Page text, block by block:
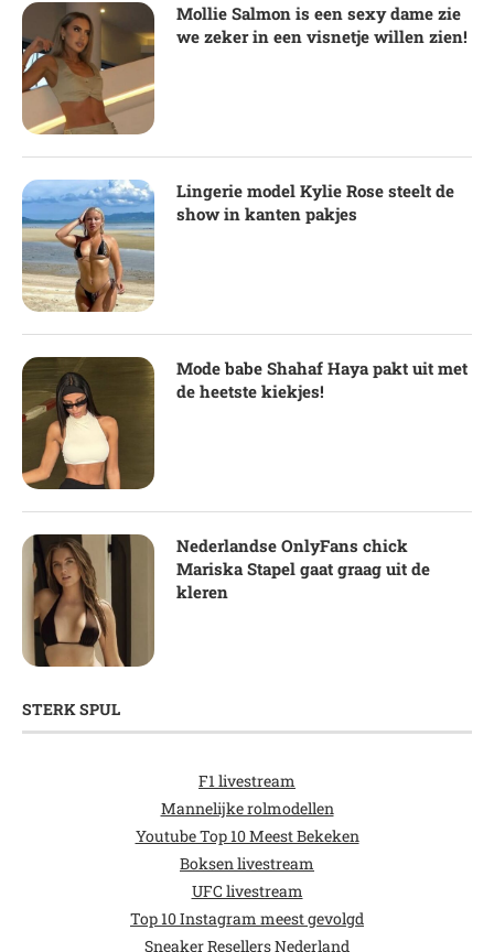
Mollie Salmon is een sexy dame zie
we zeker in een visnetje willen zien!
Lingerie model Kylie Rose steelt de
show in kanten pakjes
Mode babe Shahaf Haya pakt uit met
de heetste kiekjes!
Nederlandse OnlyFans chick
Mariska Stapel gaat graag uit de
kleren
STERK SPUL
F1 livestream
Mannelijke rolmodellen
Youtube Top 10 Meest Bekeken
Boksen livestream
UFC livestream
Top 10 Instagram meest gevolgd
Sneaker Resellers Nederland